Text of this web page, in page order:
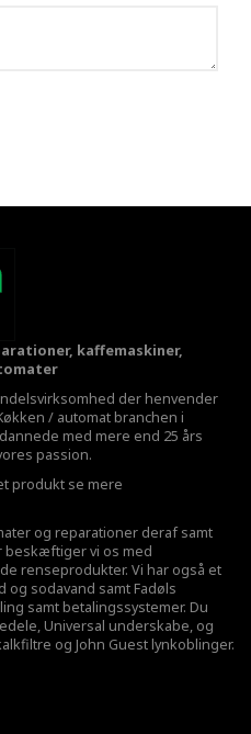
kaffemaskiner,
der henvender
/ automat branchen i
med mere end 25 års
passion.
produkt se mere
og reparationer deraf samt
beskæftiger vi os med
renseprodukter. Vi har også et
og sodavand samt Fadøls
samt betalingssystemer. Du
Universal underskabe, og
og John Guest lynkoblinger.